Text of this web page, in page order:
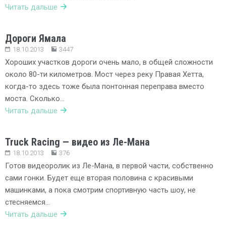
Читать дальше
Дороги Ямала
18.10.2013 3447
Хороших участков дороги очень мало, в общей сложности
около 80-ти километров. Мост через реку Правая Хетта,
когда-то здесь тоже была понтонная переправа вместо
моста. Сколько…
Читать дальше
Truck Racing — видео из Ле-Мана
18.10.2013 376
Готов видеоролик из Ле-Мана, в первой части, собственно
сами гонки. Будет еще вторая половина с красивыми
машинками, а пока смотрим спортивную часть шоу, не
стесняемся…
Читать дальше